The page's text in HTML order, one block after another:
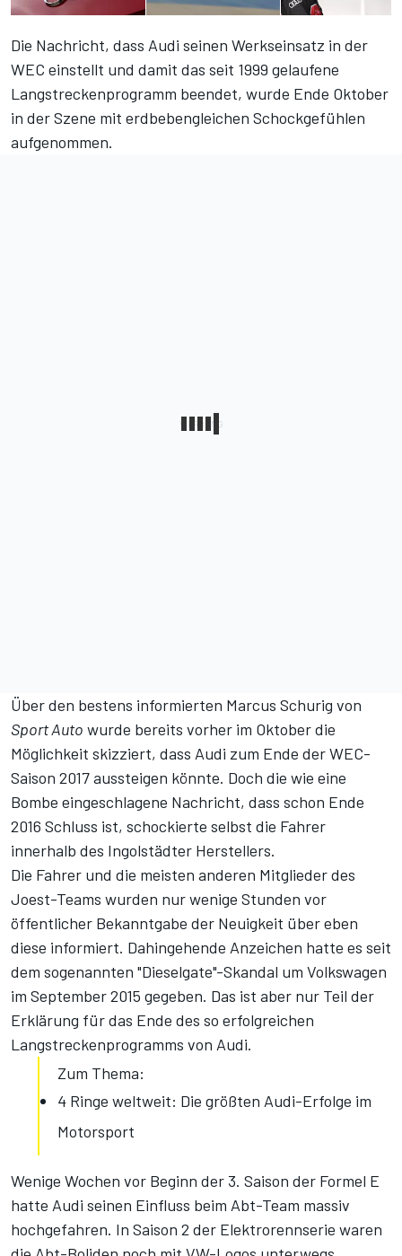
Die Nachricht, dass Audi seinen Werkseinsatz in der
WEC einstellt und damit das seit 1999 gelaufene
Langstreckenprogramm beendet, wurde Ende Oktober
in der Szene mit erdbebengleichen Schockgefühlen
aufgenommen.
Über den bestens informierten Marcus Schurig von
Sport Auto wurde bereits vorher im Oktober die
Möglichkeit skizziert, dass Audi zum Ende der WEC-
Saison 2017 aussteigen könnte. Doch die wie eine
Bombe eingeschlagene Nachricht, dass schon Ende
2016 Schluss ist, schockierte selbst die Fahrer
innerhalb des Ingolstädter Herstellers.
Die Fahrer und die meisten anderen Mitglieder des
Joest-Teams wurden nur wenige Stunden vor
öffentlicher Bekanntgabe der Neuigkeit über eben
diese informiert. Dahingehende Anzeichen hatte es seit
dem sogenannten "Dieselgate"-Skandal um Volkswagen
im September 2015 gegeben. Das ist aber nur Teil der
Erklärung für das Ende des so erfolgreichen
Langstreckenprogramms von Audi.
Zum Thema:
4 Ringe weltweit: Die größten Audi-Erfolge im
Motorsport
Wenige Wochen vor Beginn der 3. Saison der Formel E
hatte Audi seinen Einfluss beim Abt-Team massiv
hochgefahren. In Saison 2 der Elektrorennserie waren